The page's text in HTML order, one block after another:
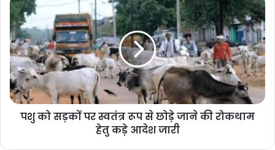
पशु को सड़कों पर स्वतंत्र रूप से छोड़े जाने की रोकथाम
हेतु कड़े आदेश जारी